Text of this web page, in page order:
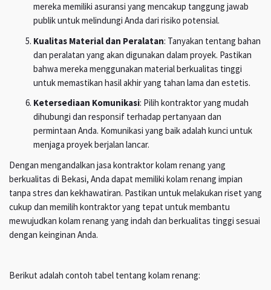
mereka memiliki asuransi yang mencakup tanggung jawab
publik untuk melindungi Anda dari risiko potensial.
Kualitas Material dan Peralatan: Tanyakan tentang bahan
dan peralatan yang akan digunakan dalam proyek. Pastikan
bahwa mereka menggunakan material berkualitas tinggi
untuk memastikan hasil akhir yang tahan lama dan estetis.
Ketersediaan Komunikasi: Pilih kontraktor yang mudah
dihubungi dan responsif terhadap pertanyaan dan
permintaan Anda. Komunikasi yang baik adalah kunci untuk
menjaga proyek berjalan lancar.
Dengan mengandalkan jasa kontraktor kolam renang yang
berkualitas di Bekasi, Anda dapat memiliki kolam renang impian
tanpa stres dan kekhawatiran. Pastikan untuk melakukan riset yang
cukup dan memilih kontraktor yang tepat untuk membantu
mewujudkan kolam renang yang indah dan berkualitas tinggi sesuai
dengan keinginan Anda.
Berikut adalah contoh tabel tentang kolam renang: